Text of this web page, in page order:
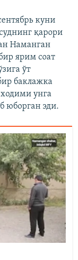
куни
қарори
Наманган
ярим соат
ўт
баклажка
унга
юборган эди.